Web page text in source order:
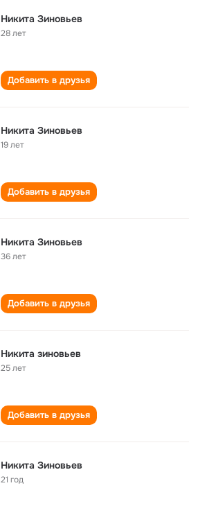
Никита Зиновьев
28 лет
Добавить в друзья
Никита Зиновьев
19 лет
Добавить в друзья
Никита Зиновьев
36 лет
Добавить в друзья
Никита зиновьев
25 лет
Добавить в друзья
Никита Зиновьев
21 год